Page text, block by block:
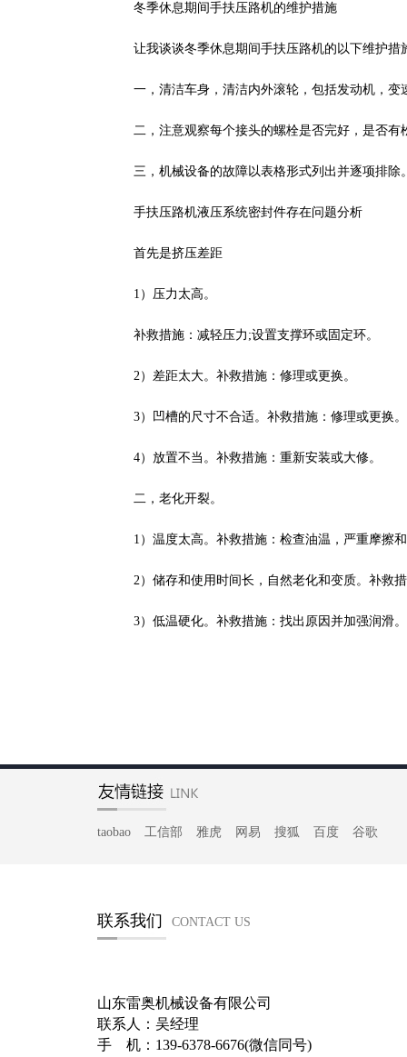
冬季休息期间手扶压路机的维护措施
让我谈谈冬季休息期间手扶压路机的以下维护措
一，清洁车身，清洁内外滚轮，包括发动机，
二，注意观察每个接头的螺栓是否完好，是否
三，机械设备的故障以表格形式列出并逐项排
手扶压路机液压系统密封件存在问题分析
首先是挤压差距
1）压力太高。
补救措施：减轻压力;设置支撑环或固定环。
2）差距太大。补救措施：修理或更换。
3）凹槽的尺寸不合适。补救措施：修理或更换。
4）放置不当。补救措施：重新安装或大修。
二，老化开裂。
1）温度太高。补救措施：检查油温，严重摩擦
2）储存和使用时间长，自然老化和变质。补救
3）低温硬化。补救措施：找出原因并加强润滑。
taobao 工信部 雅虎 网易 搜狐 百度 谷歌
联系我们 CONTACT US
山东雷奥机械设备有限公司
联系人：吴经理
手 机：139-6378-6676(微信同号)